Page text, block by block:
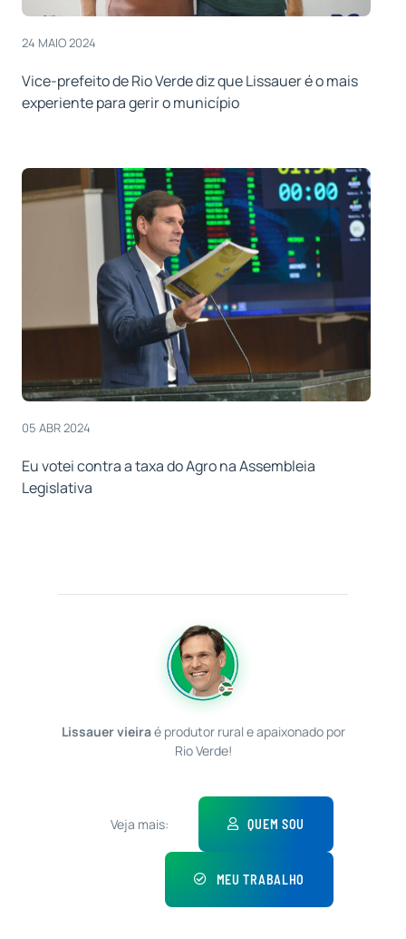
24 MAIO 2024
Vice-prefeito de Rio Verde diz que Lissauer é o mais
experiente para gerir o município
05 ABR 2024
Eu votei contra a taxa do Agro na Assembleia
Legislativa
Lissauer vieiraé produtor rural e apaixonado por
Rio Verde!
Veja mais: QUEM SOU
MEU TRABALHO